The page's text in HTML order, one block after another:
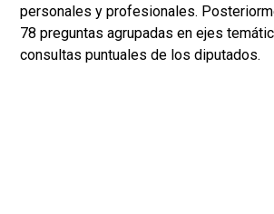
personales y profesionales.
78 preguntas agrupadas en ejes
consultas puntuales de los diputados.